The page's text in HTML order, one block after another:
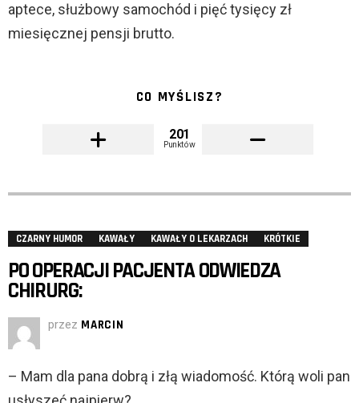
aptece, służbowy samochód i pięć tysięcy zł
miesięcznej pensji brutto.
CO MYŚLISZ?
201
Punktów
CZARNY HUMOR KAWAŁY KAWAŁY O LEKARZACH KRÓTKIE
PO OPERACJI PACJENTA ODWIEDZA
CHIRURG:
przez MARCIN
– Mam dla pana dobrą i złą wiadomość. Którą woli pan